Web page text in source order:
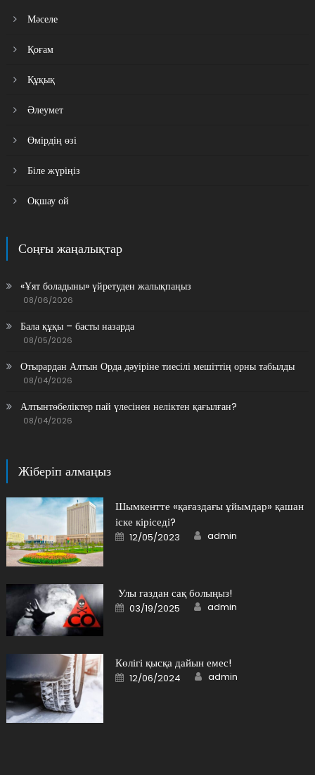
Мәселе
Қоғам
Құқық
Әлеумет
Өмірдің өзі
Біле жүріңіз
Оқшау ой
Соңғы жаңалықтар
«Ұят боладыны» үйретуден жалықпаңыз
08/06/2026
Бала құқы – басты назарда
08/05/2026
Отырардан Алтын Орда дәуіріне тиесілі мешіттің орны табылды
08/04/2026
Алтынтөбеліктер пай үлесінен неліктен қағылған?
08/04/2026
Жіберіп алмаңыз
Шымкентте «қағаздағы ұйымдар» қашан
іске кіріседі?
Posted
on
12/05/2023 Author
admin
Улы газдан сақ болыңыз!
Posted
on
03/19/2025 Author
admin
Көлігі қысқа дайын емес!
Posted
on
12/06/2024 Author
admin